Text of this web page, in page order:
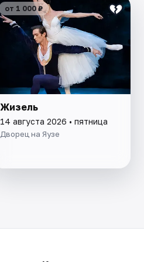
от 1 000 ₽
Жизель
14 августа 2026 • пятница
Дворец на Яузе